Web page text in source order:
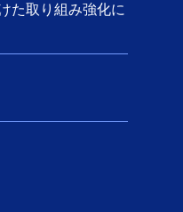
た取り組み強化に